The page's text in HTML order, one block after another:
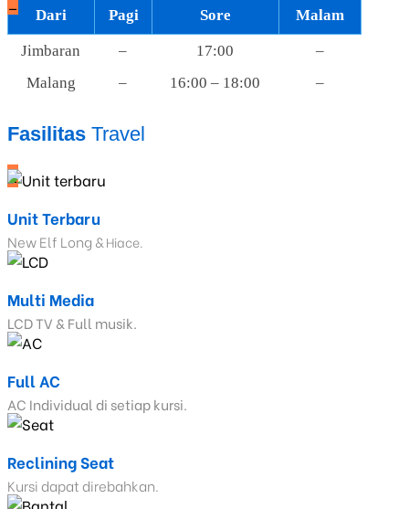
Dari Pagi Sore Malam
Jimbaran – 17:00
–
Malang
– 16:00 – 18:00 –
Fasilitas Travel
_
Unit Terbaru
New Elf Long &Hiace.
Multi Media
LCD TV & Full musik.
Full AC
AC Individual di setiap kursi.
Reclining Seat
Kursi dapat direbahkan.